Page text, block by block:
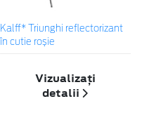
Kalff* Triunghi reflectorizant
în cutie roșie
Vizualizați
detalii